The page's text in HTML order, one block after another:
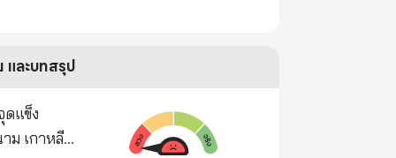
จนมีเงินมี
ธิคุณของ
นจะทำให้
และบทสรุป
ม เกาหลี